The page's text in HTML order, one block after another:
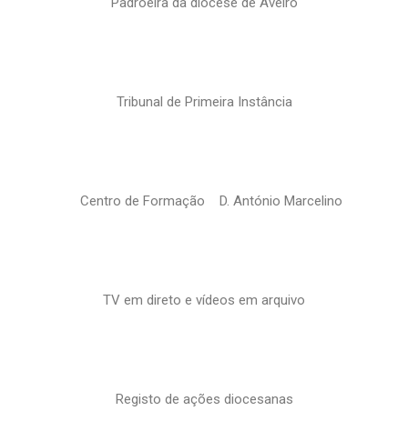
Tribunal de Primeira Instância
Centro de Formação D. António Marcelino
TV em direto e vídeos em arquivo
Registo de ações diocesanas